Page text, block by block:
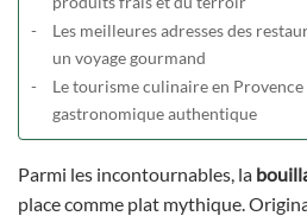
Les meilleures adresses des
un voyage gourmand
Le tourisme culinaire en
gastronomique authentique
Parmi les incontournables, la
place comme plat mythique.